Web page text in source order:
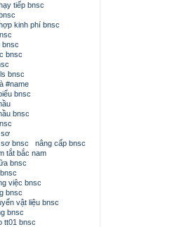
tiếp bnsc
kinh phí bnsc
bnsc
bnsc
bnsc
#name
bnsc
bnsc
sơ
bnsc
nâng cấp bnsc
tắt bắc nam
bnsc
việc bnsc
bnsc
vật liệu bnsc
bnsc
tt01 bnsc